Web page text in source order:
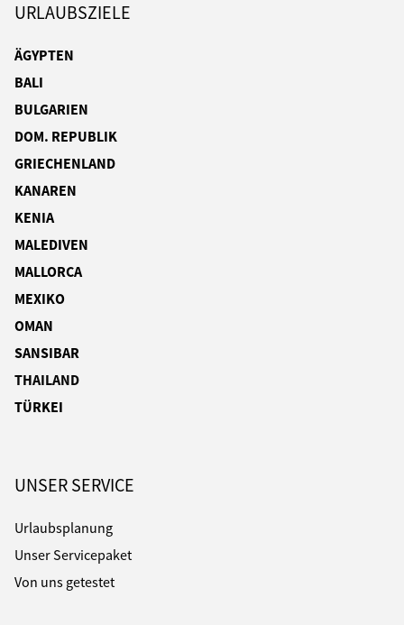
URLAUBSZIELE
ÄGYPTEN
BALI
BULGARIEN
DOM. REPUBLIK
GRIECHENLAND
KANAREN
KENIA
MALEDIVEN
MALLORCA
MEXIKO
OMAN
SANSIBAR
THAILAND
TÜRKEI
UNSER SERVICE
Urlaubsplanung
Unser Servicepaket
Von uns getestet